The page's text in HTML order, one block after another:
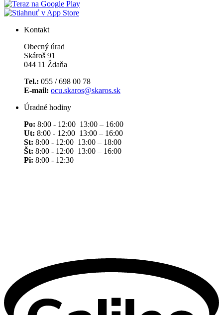
Kontakt
Obecný úrad
Skároš 91
044 11 Ždaňa
Tel.: 055 / 698 00 78
E-mail: ocu.skaros@skaros.sk
Úradné hodiny
Po: 8:00 - 12:00 13:00 – 16:00
Ut: 8:00 - 12:00 13:00 – 16:00
St: 8:00 - 12:00 13:00 – 18:00
Št: 8:00 - 12:00 13:00 – 16:00
Pi: 8:00 - 12:30